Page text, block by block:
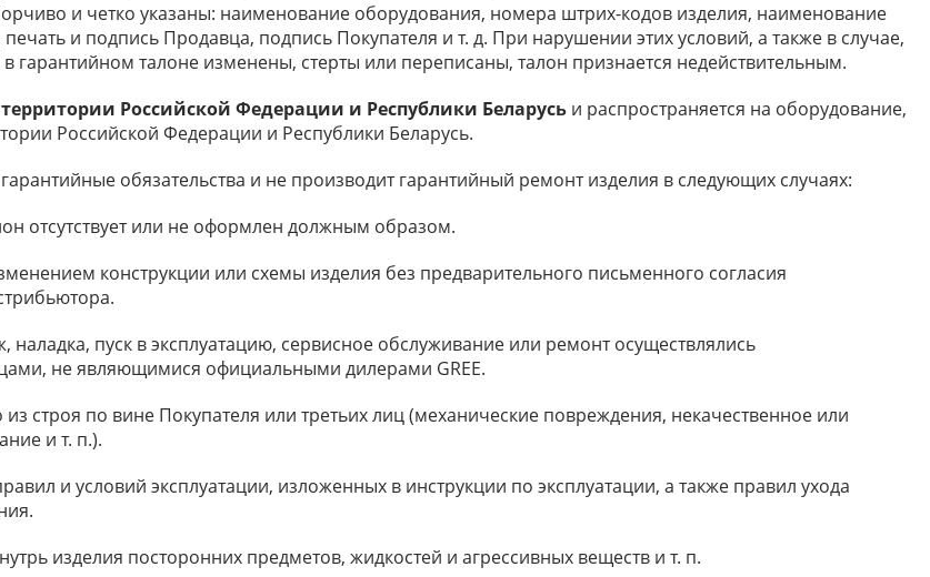
и четко указаны: наименование оборудования, номера штрих-кодов изделия, наименование
и подпись Продавца, подпись Покупателя и т. д. При нарушении этих условий, а также в случае,
гарантийном талоне изменены, стерты или переписаны, талон признается недействительным.
Российской Федерации и Республики Беларусь и распространяется на оборудование,
Российской Федерации и Республики Беларусь.
обязательства и не производит гарантийный ремонт изделия в следующих случаях:
отсутствует или не оформлен должным образом.
конструкции или схемы изделия без предварительного письменного согласия
наладка, пуск в эксплуатацию, сервисное обслуживание или ремонт осуществлялись
не являющимися официальными дилерами GREE.
строя по вине Покупателя или третьих лиц (механические повреждения, некачественное или
и т. п.).
и условий эксплуатации, изложенных в инструкции по эксплуатации, а также правил ухода
изделия посторонних предметов, жидкостей и агрессивных веществ и т. п.